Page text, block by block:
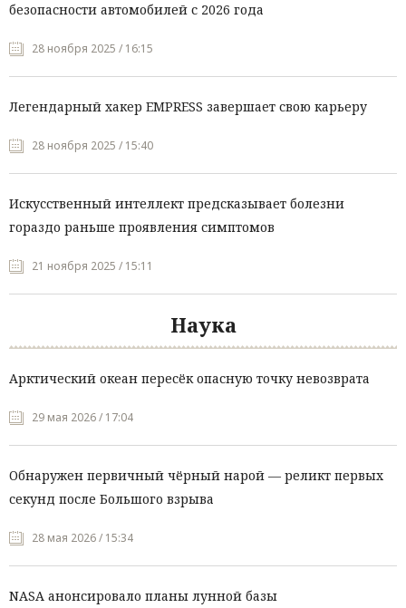
безопасности автомобилей с 2026 года
28 ноября 2025 / 16:15
Легендарный хакер EMPRESS завершает свою карьеру
28 ноября 2025 / 15:40
Искусственный интеллект предсказывает болезни
гораздо раньше проявления симптомов
21 ноября 2025 / 15:11
Наука
Арктический океан пересёк опасную точку невозврата
29 мая 2026 / 17:04
Обнаружен первичный чёрный нарой — реликт первых
секунд после Большого взрыва
28 мая 2026 / 15:34
NASA анонсировало планы лунной базы